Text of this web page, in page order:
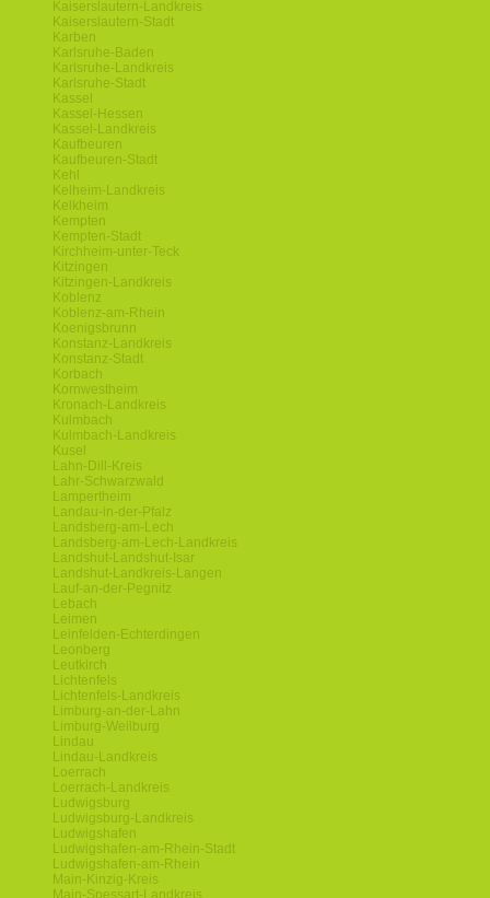
Kaiserslautern-Landkreis
Kaiserslautern-Stadt
Karben
Karlsruhe-Baden
Karlsruhe-Landkreis
Karlsruhe-Stadt
Kassel
Kassel-Hessen
Kassel-Landkreis
Kaufbeuren
Kaufbeuren-Stadt
Kehl
Kelheim-Landkreis
Kelkheim
Kempten
Kempten-Stadt
Kirchheim-unter-Teck
Kitzingen
Kitzingen-Landkreis
Koblenz
Koblenz-am-Rhein
Koenigsbrunn
Konstanz-Landkreis
Konstanz-Stadt
Korbach
Kornwestheim
Kronach-Landkreis
Kulmbach
Kulmbach-Landkreis
Kusel
Lahn-Dill-Kreis
Lahr-Schwarzwald
Lampertheim
Landau-in-der-Pfalz
Landsberg-am-Lech
Landsberg-am-Lech-Landkreis
Landshut-Landshut-Isar
Landshut-Landkreis-Langen
Lauf-an-der-Pegnitz
Lebach
Leimen
Leinfelden-Echterdingen
Leonberg
Leutkirch
Lichtenfels
Lichtenfels-Landkreis
Limburg-an-der-Lahn
Limburg-Weilburg
Lindau
Lindau-Landkreis
Loerrach
Loerrach-Landkreis
Ludwigsburg
Ludwigsburg-Landkreis
Ludwigshafen
Ludwigshafen-am-Rhein-Stadt
Ludwigshafen-am-Rhein
Main-Kinzig-Kreis
Main-Spessart-Landkreis